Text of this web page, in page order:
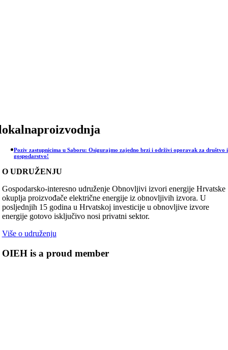
Poziv zastupnicima u Saboru: Osigurajmo zajedno brzi i održivi oporavak za društvo i
gospodarstvo!
O UDRUŽENJU
Gospodarsko-interesno udruženje Obnovljivi izvori energije Hrvatske
okuplja proizvođače električne energije iz obnovljivih izvora. U
posljednjih 15 godina u Hrvatskoj investicije u obnovljive izvore
energije gotovo isključivo nosi privatni sektor.
Više o udruženju
OIEH is a proud member